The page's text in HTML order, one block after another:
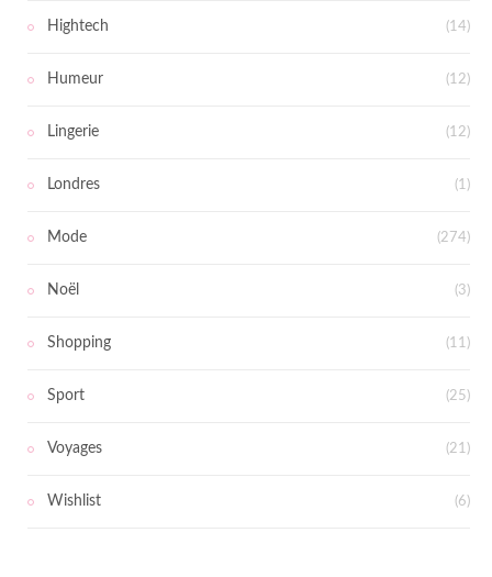
Hightech (14)
Humeur (12)
Lingerie (12)
Londres (1)
Mode (274)
Noël (3)
Shopping (11)
Sport (25)
Voyages (21)
Wishlist (6)